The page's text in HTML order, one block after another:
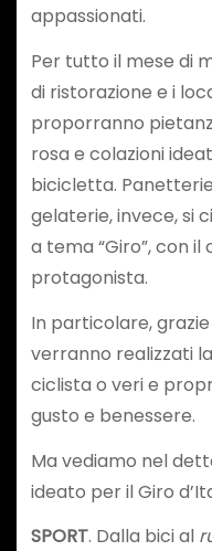
appassionati.
Per tutto il mese di
di ristorazione e i
proporranno
rosa e colazioni
bicicletta.
gelaterie, invece, si
a tema “Giro”, con
protagonista.
In particolare,
verranno realizzati
ciclista o veri e
gusto e benessere.
Ma vediamo nel
ideato per il Giro
SPORT. Dalla bici al